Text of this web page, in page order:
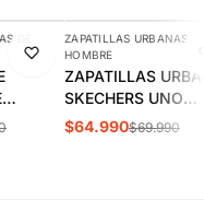
DE
|
-7%
ZAPATILLAS URBANAS
HOMBRE
ZAPATILLAS
SKECHERS UNO
STAND HOMBRE |
$64.990$69.990